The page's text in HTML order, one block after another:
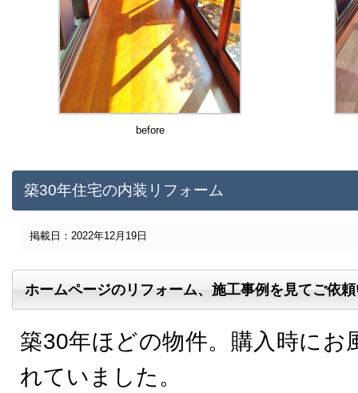
before
築30年住宅の内装リフォーム
掲載日：2022年12月19日
ホームページのリフォーム、施工事例を見てご依
築30年ほどの物件。購入時にお
れていました。